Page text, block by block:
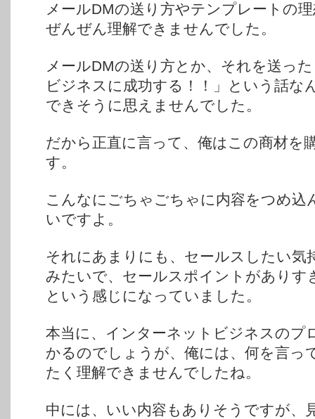
メールDMの送り方やテンプレートの
ぜんぜん理解できませんでした。
メールDMの送り方とか、それを送っ
ビジネスに成功する！！」という話な
できそうに思えませんでした。
だから正直に言って、俺はこの商材を
す。
こんなにごちゃごちゃに内容をつめ込
いですよ。
それにあまりにも、セールスしたい気
みたいで、セールスポイントがありす
という感じになっていました。
本当に、インターネットビジネスのプ
かるのでしょうが、俺には、何を言っ
たく理解できませんでしたね。
中には、いい内容もありそうですが、